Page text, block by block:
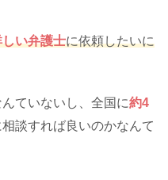
しい弁護士に依頼したいに
ていないし、全国に約4
談すれば良いのかなんて